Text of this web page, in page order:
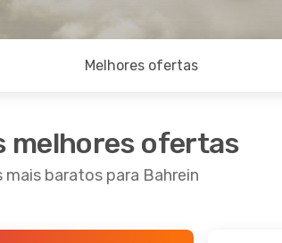
Melhores ofertas
melhores ofertas
mais baratos para Bahrein